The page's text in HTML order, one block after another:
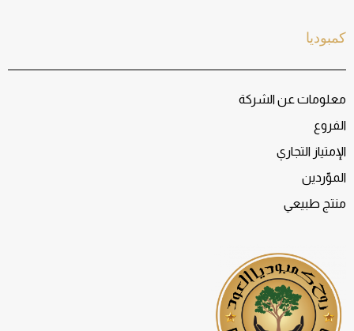
كمبوديا
معلومات عن الشركة
الفروع
الإمتياز التجاري
الموّردين
منتج طبيعي